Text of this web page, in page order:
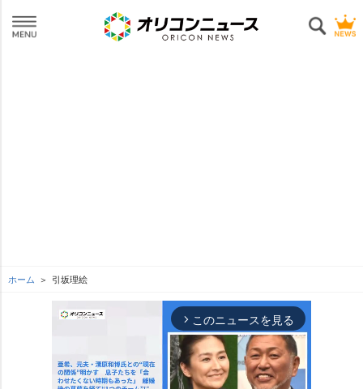
ホーム 引坂理絵
arrow_forward_ios このニュースを見る